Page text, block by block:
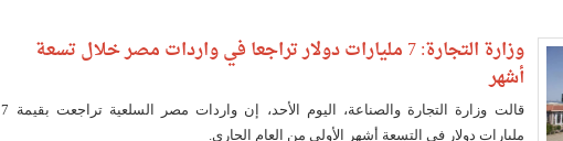
وزارة التجارة: 7 مليارات دولار تراجعا في واردات مصر خلال تسعة
أشهر
قالت وزارة التجارة والصناعة، اليوم الأحد، إن واردات مصر السلعية تراجعت بقيمة 7
مليارات دولار في التسعة أشهر الأولى من العام الجاري.